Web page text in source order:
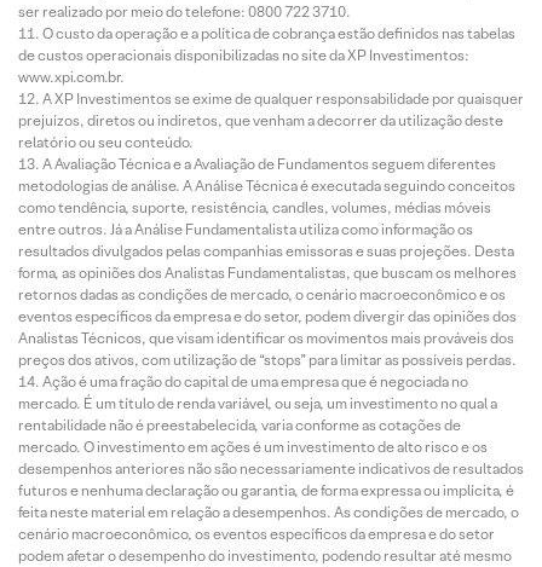
ser realizado por meio do telefone: 0800 722 3710.
O custo da operação e a política de cobrança estão definidos nas tabelas
de custos operacionais disponibilizadas no site da XP Investimentos:
www.xpi.com.br.
A XP Investimentos se exime de qualquer responsabilidade por quaisquer
prejuízos, diretos ou indiretos, que venham a decorrer da utilização deste
relatório ou seu conteúdo.
A Avaliação Técnica e a Avaliação de Fundamentos seguem diferentes
metodologias de análise. A Análise Técnica é executada seguindo conceitos
como tendência, suporte, resistência, candles, volumes, médias móveis
entre outros. Já a Análise Fundamentalista utiliza como informação os
resultados divulgados pelas companhias emissoras e suas projeções. Desta
forma, as opiniões dos Analistas Fundamentalistas, que buscam os melhores
retornos dadas as condições de mercado, o cenário macroeconômico e os
eventos específicos da empresa e do setor, podem divergir das opiniões dos
Analistas Técnicos, que visam identificar os movimentos mais prováveis dos
preços dos ativos, com utilização de “stops” para limitar as possíveis perdas.
Ação é uma fração do capital de uma empresa que é negociada no
mercado. É um título de renda variável, ou seja, um investimento no qual a
rentabilidade não é preestabelecida, varia conforme as cotações de
mercado. O investimento em ações é um investimento de alto risco e os
desempenhos anteriores não são necessariamente indicativos de resultados
futuros e nenhuma declaração ou garantia, de forma expressa ou implícita, é
feita neste material em relação a desempenhos. As condições de mercado, o
cenário macroeconômico, os eventos específicos da empresa e do setor
podem afetar o desempenho do investimento, podendo resultar até mesmo